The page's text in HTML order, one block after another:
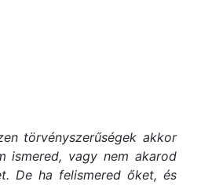
törvényszerűségek akkor
ismered, vagy nem akarod
De ha felismered őket, és